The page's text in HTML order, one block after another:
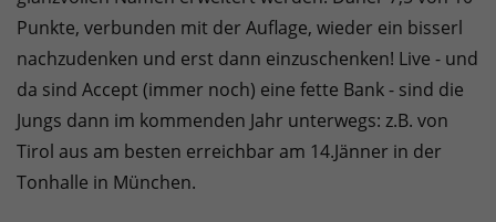
Punkte, verbunden mit der Auflage, wieder ein bisserl
nachzudenken und erst dann einzuschenken! Live - und
da sind Accept (immer noch) eine fette Bank - sind die
Jungs dann im kommenden Jahr unterwegs: z.B. von
Tirol aus am besten erreichbar am 14.Jänner in der
Tonhalle in München.